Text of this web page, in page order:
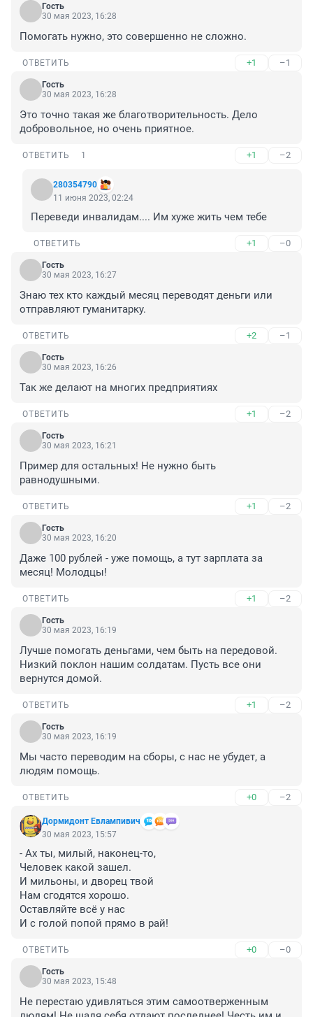
Гость
30 мая 2023, 16:28
Помогать нужно, это совершенно не сложно.
ОТВЕТИТЬ +1 –1
Гость
30 мая 2023, 16:28
Это точно такая же благотворительность. Дело
добровольное, но очень приятное.
ОТВЕТИТЬ 1 +1 –2
280354790
11 июня 2023, 02:24
Переведи инвалидам.... Им хуже жить чем тебе
ОТВЕТИТЬ +1 –0
Гость
30 мая 2023, 16:27
Знаю тех кто каждый месяц переводят деньги или
отправляют гуманитарку.
ОТВЕТИТЬ +2 –1
Гость
30 мая 2023, 16:26
Так же делают на многих предприятиях
ОТВЕТИТЬ +1 –2
Гость
30 мая 2023, 16:21
Пример для остальных! Не нужно быть
равнодушными.
ОТВЕТИТЬ +1 –2
Гость
30 мая 2023, 16:20
Даже 100 рублей - уже помощь, а тут зарплата за
месяц! Молодцы!
ОТВЕТИТЬ +1 –2
Гость
30 мая 2023, 16:19
Лучше помогать деньгами, чем быть на передовой.
Низкий поклон нашим солдатам. Пусть все они
вернутся домой.
ОТВЕТИТЬ +1 –2
Гость
30 мая 2023, 16:19
Мы часто переводим на сборы, с нас не убудет, а
людям помощь.
ОТВЕТИТЬ +0 –2
Дормидонт Евлампивич
30 мая 2023, 15:57
- Ах ты, милый, наконец-то,
Человек какой зашел.
И мильоны, и дворец твой
Нам сгодятся хорошо.
Оставляйте всё у нас
И с голой попой прямо в рай!
ОТВЕТИТЬ +0 –0
Гость
30 мая 2023, 15:48
Не перестаю удивляться этим самоотверженным